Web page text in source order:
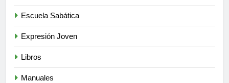
Escuela Sabática
Expresión Joven
Libros
Manuales